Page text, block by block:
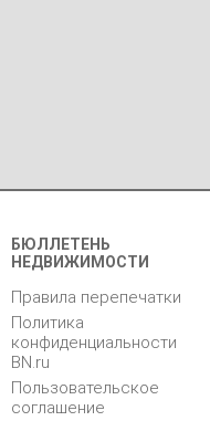
БЮЛЛЕТЕНЬ
НЕДВИЖИМОСТИ
Правила перепечатки
Политика
конфиденциальности
BN.ru
Пользовательское
соглашение